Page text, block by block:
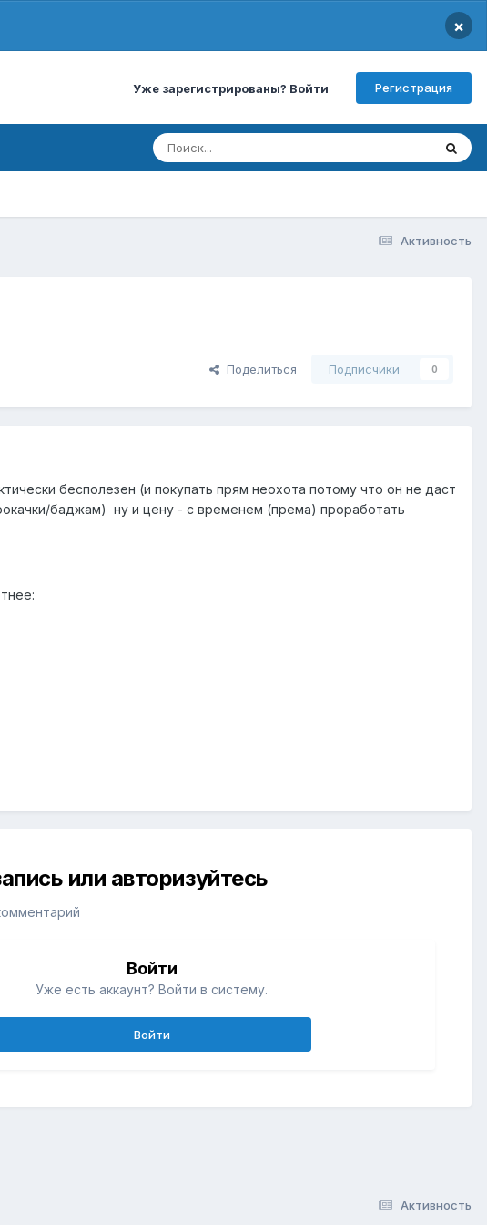
×
Уже зарегистрированы? Войти Регистрация
Активность
Поделиться Подписчики 0
бесполезен (и покупать прям неохота потому что он не даст
баджам) ну и цену - с временем (према) проработать
или авторизуйтесь
Войти
Уже есть аккаунт? Войти в систему.
Войти
Активность